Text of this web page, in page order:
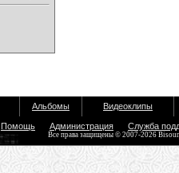
Альбомы Видеоклипы
Помощь Администрация Служба
Все права защищены © 2007-2026